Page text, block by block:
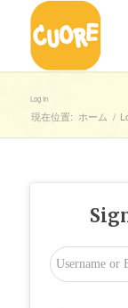
Log In
現在位置: ホーム /